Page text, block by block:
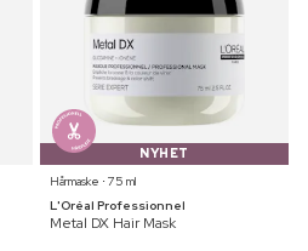
NYHET
Hårmaske ⋅ 75 ml
L'Oréal Professionnel
Metal DX Hair Mask